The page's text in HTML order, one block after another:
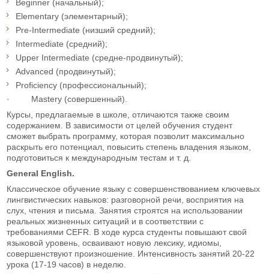
Beginner (начальный);
Elementary (элементарный);
Pre-Intermediate (низший средний);
Intermediate (средний);
Upper Intermediate (средне-продвинутый);
Advanced (продвинутый);
Proficiency (профессиональный);
· Mastery (совершенный).
Курсы, предлагаемые в школе, отличаются также своим
содержанием. В зависимости от целей обучения студент
сможет выбрать программу, которая позволит максимально
раскрыть его потенциал, повысить степень владения языком,
подготовиться к международным тестам и т. д.
General English.
Классическое обучение языку с совершенствованием ключевых
лингвистических навыков: разговорной речи, восприятия на
слух, чтения и письма. Занятия строятся на использовании
реальных жизненных ситуаций и в соответствии с
требованиями CEFR. В ходе курса студенты повышают свой
языковой уровень, осваивают новую лексику, идиомы,
совершенствуют произношение. Интенсивность занятий 20-22
урока (17-19 часов) в неделю.